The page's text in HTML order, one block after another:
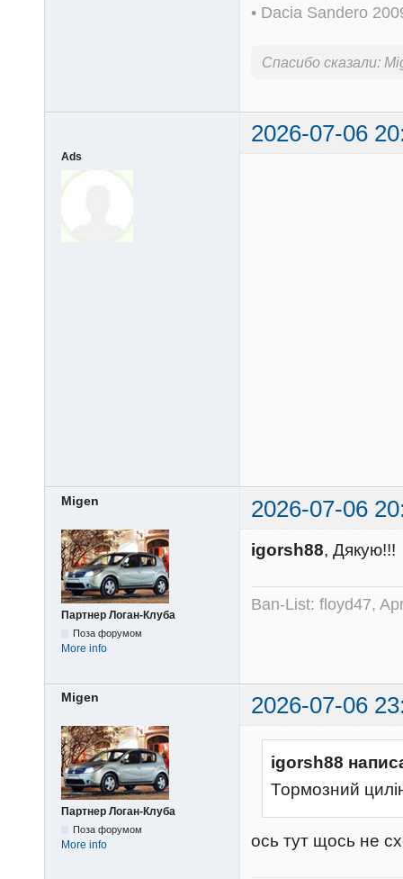
• Dacia Sandero
Спасибо сказали:
2026-07-06
Ads
Migen 2026-07-06
Партнер Логан-Клуба
Поза форумом
More info
igorsh88, Дякую!!!
Ban-List: floyd47,
Migen 2026-07-06
Партнер Логан-Клуба
Поза форумом
More info
igorsh88
Тормозний
ось тут щось не